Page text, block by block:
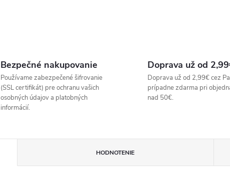
Bezpečné nakupovanie
Používame zabezpečené šifrovanie
(SSL certifikát) pre ochranu vašich
osobných údajov a platobných
informácií.
Doprava už od
Doprava už od 2,99€ cez
prípadne zdarma pri
nad 50€.
HODNOTENIE